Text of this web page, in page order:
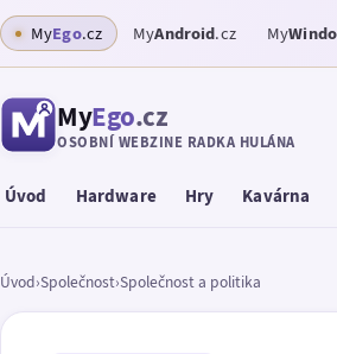
MyEgo.cz MyAndroid.cz My
MyEgo.cz
OSOBNÍ WEBZINE RADKA HULÁNA
Úvod Hardware Hry Kavárna
Úvod›Společnost›Společnost a politika